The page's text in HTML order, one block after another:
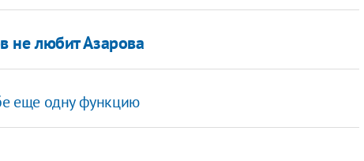
не любит Азарова
еще одну функцию